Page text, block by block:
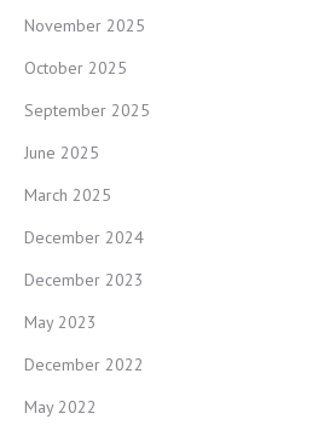
November 2025
October 2025
September 2025
June 2025
March 2025
December 2024
December 2023
May 2023
December 2022
May 2022